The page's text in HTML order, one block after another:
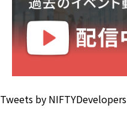
Tweets by NIFTYDevelopers